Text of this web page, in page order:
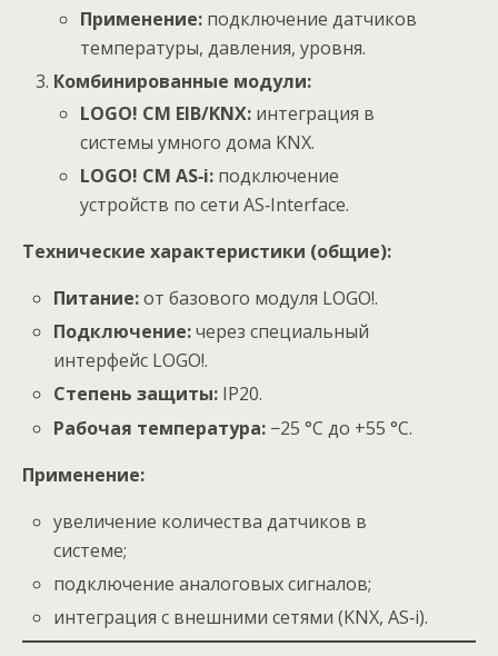
Применение: подключение датчиков
температуры, давления, уровня.
Комбинированные модули:
LOGO! CM EIB/KNX: интеграция в
системы умного дома KNX.
LOGO! CM AS‑i: подключение
устройств по сети AS‑Interface.
Технические характеристики (общие):
Питание:от базового модуля LOGO!.
Подключение:через специальный
интерфейс LOGO!.
Степень защиты: IP20.
Рабочая температура: −25 °C до +55 °C.
Применение:
увеличение количества датчиков в
системе;
подключение аналоговых сигналов;
интеграция с внешними сетями (KNX, AS‑i).